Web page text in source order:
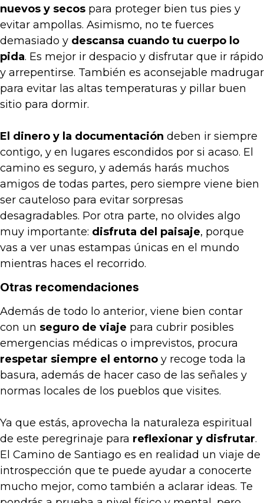
nuevos y secos para proteger bien tus pies y
evitar ampollas. Asimismo, no te fuerces
demasiado y descansa cuando tu cuerpo lo
pida. Es mejor ir despacio y disfrutar que ir rápido
y arrepentirse. También es aconsejable madrugar
para evitar las altas temperaturas y pillar buen
sitio para dormir.
El dinero y la documentación deben ir siempre
contigo, y en lugares escondidos por si acaso. El
camino es seguro, y además harás muchos
amigos de todas partes, pero siempre viene bien
ser cauteloso para evitar sorpresas
desagradables. Por otra parte, no olvides algo
muy importante: disfruta del paisaje, porque
vas a ver unas estampas únicas en el mundo
mientras haces el recorrido.
Otras recomendaciones
Además de todo lo anterior, viene bien contar
con un seguro de viaje para cubrir posibles
emergencias médicas o imprevistos, procura
respetar siempre el entorno y recoge toda la
basura, además de hacer caso de las señales y
normas locales de los pueblos que visites.
Ya que estás, aprovecha la naturaleza espiritual
de este peregrinaje para reflexionar y disfrutar.
El Camino de Santiago es en realidad un viaje de
introspección que te puede ayudar a conocerte
mucho mejor, como también a aclarar ideas. Te